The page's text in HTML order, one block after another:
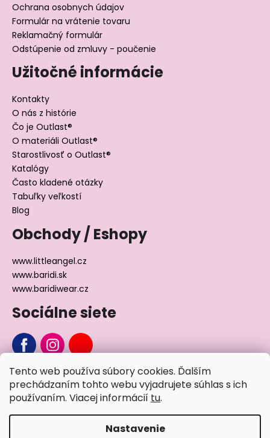
Tento web používa súbory cookies. Ďalším
prechádzaním tohto webu vyjadrujete súhlas s ich
používaním. Viacej informácií tu.
Nastavenie
Ochrana osobnych údajov
Formulár na vrátenie tovaru
Reklamačný formulár
Odstúpenie od zmluvy - poučenie
Užitočné informácie
Kontakty
O nás z histórie
Čo je Outlast®
O materiáli Outlast®
Starostlivosť o Outlast®
Katalógy
Často kladené otázky
Tabuľky veľkostí
Blog
Obchody / Eshopy
www.littleangel.cz
www.baridi.sk
www.baridiwear.cz
Sociálne siete
Chcete sa nás na niečo opýtať?